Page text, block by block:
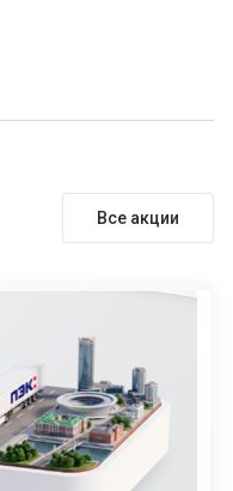
Все акции